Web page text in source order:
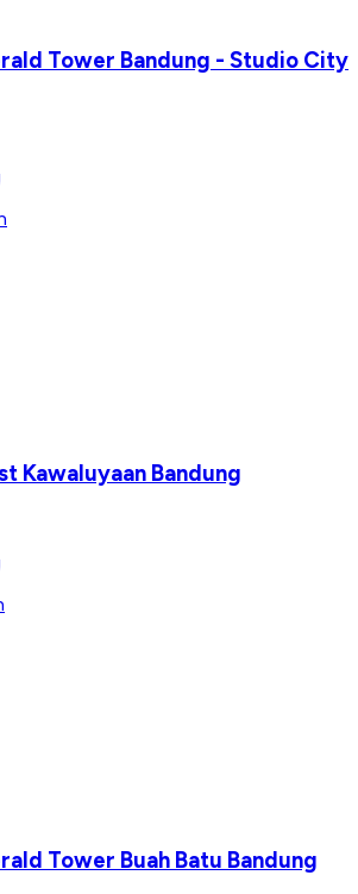
Tower Bandung - Studio City
Kawaluyaan Bandung
Tower Buah Batu Bandung